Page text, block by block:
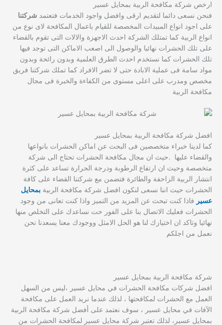
ارخص شركة مكافحة الربية بمحايل عسير
فنحن نسعى دائما لتقديم ارقى وافضل واجود الخدمات فتعتمد شركتنا
على اجود انواع المبيدات المخصصة للقيام باعمال المكافحة لاى نوع من
انواع الربية كما تمتلك الشركة احدث الاجهزة والالات التى تقوم بالقضاء
على تلك الحشرات نهائيا والوصول الى اصعب الاماكن التى توجد فيها
تلك الحشرات كما نستخدم احدث الطرق العلمية وبدون رائحة وبدون
مواد سامة فى عملية الابادة حتى لا تضر الافراد كما تملك شركتنا فريق
مخصص ومدرب على اعلى مستوى من الكفاءة والخبرة فى مجال
مكافحة الربية
افضل شركة مكافحة الربية بمحايل عسير
كما لدينا خبراء متخصصين فى البحث عن اماكن الحشرات بانواعها
والقضاء عليها .حيث ان مجال مكافحة الحشرات تحتاج الى شركة
متخصصة وحيث ان ارتفاع الرطوبة ودرجة الحرارة تساعد على كثرة
انتشار الربية الزاحفة والطائرة فتضمن مع شركتنا القضاء على كافة
الحشرات حيث اننا نسعى لنكون افضل شركة مكافحة الربية بمحايل
عسير فاذا كنت تبحث عن المزيد من التميز واذا كنت تعانى من وجود
الحشرات فعليك الاتصال بنا على الفور حت نساعدك على التخلص منها
نهائيا وتاكد ان اختيارك لنا هو الحل الامثل ووجودك معنا يسعدنا نحن
نعمل من اجلكم
شركة مكافحة الربية بمحايل عسير
افضل شركات مكافحة الحشرات في محايل عسير ،ليس من السهل
العمل مع الحشرات لمكافحتها ، لذلك عندما نريد العمل على مكافحة
الآفات في محايل عسير ، سوف نعتمد على أفضل شركة مكافحة الربية
بمحايل عسير، لذلك تعتبر شركة محايل عسير لمكافحة الحشرات من